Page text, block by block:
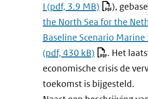
I (pdf, 3.9 MB) ),
the North Sea for the
Baseline Scenario
(pdf, 430 kB)
. Het
economische crisis de
toekomst is bijgesteld.